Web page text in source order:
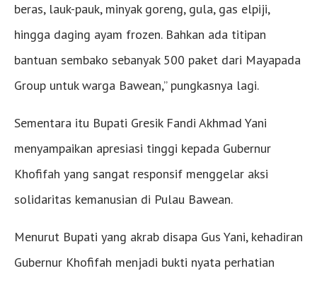
beras, lauk-pauk, minyak goreng, gula, gas elpiji,
hingga daging ayam frozen. Bahkan ada titipan
bantuan sembako sebanyak 500 paket dari Mayapada
Group untuk warga Bawean,” pungkasnya lagi.
Sementara itu Bupati Gresik Fandi Akhmad Yani
menyampaikan apresiasi tinggi kepada Gubernur
Khofifah yang sangat responsif menggelar aksi
solidaritas kemanusian di Pulau Bawean.
Menurut Bupati yang akrab disapa Gus Yani, kehadiran
Gubernur Khofifah menjadi bukti nyata perhatian